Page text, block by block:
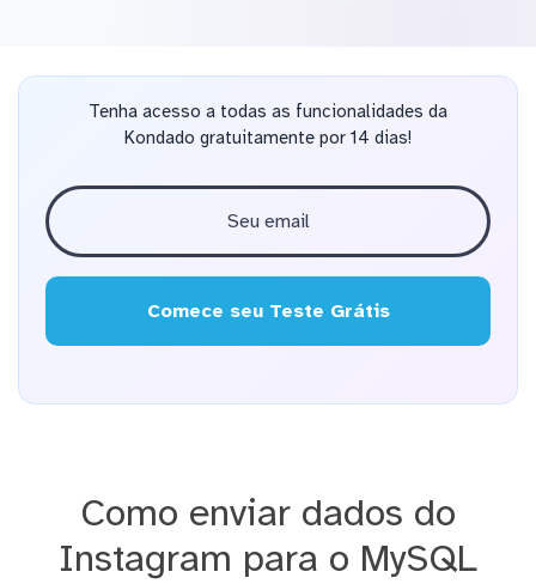
Tenha acesso a todas as funcionalidades da
Kondado gratuitamente por 14 dias!
Comece seu Teste Grátis
Como enviar dados do
Instagram para o MySQL